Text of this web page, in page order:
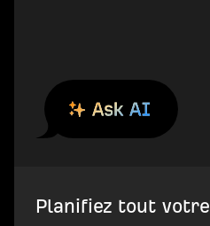
Planifiez tout